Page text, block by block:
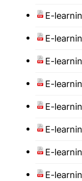
E-
E-
E-
E-
E-
E-
E-
E-